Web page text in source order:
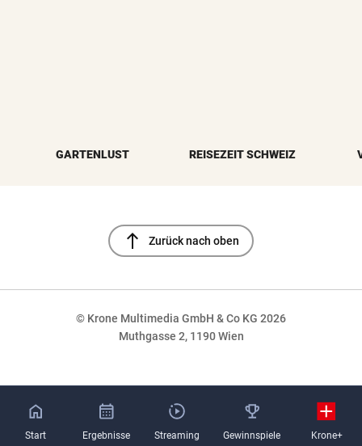
GARTENLUST REISEZEIT SCHWEIZ
north Zurück nach oben
© Krone Multimedia GmbH & Co KG 2026
Muthgasse 2, 1190 Wien
Start Ergebnisse Streaming Gewinnspiele Krone+
NaN%